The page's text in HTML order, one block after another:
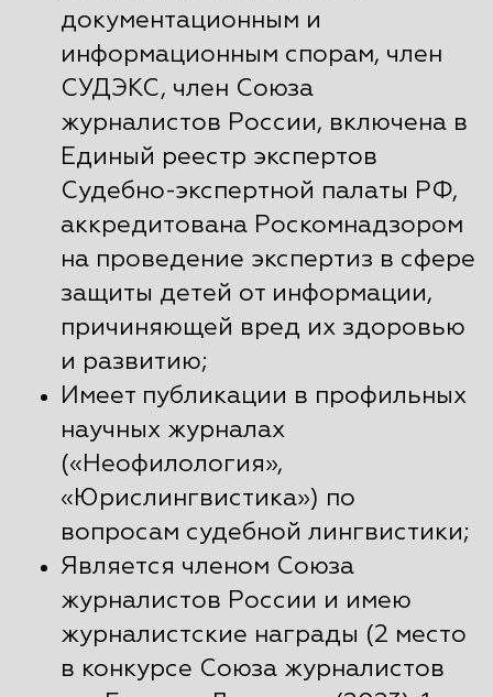
документационным и
информационным спорам, член
СУДЭКС, член Союза
журналистов России, включена в
Единый реестр экспертов
Судебно-экспертной палаты РФ,
аккредитована Роскомнадзором
на проведение экспертиз в сфере
защиты детей от информации,
причиняющей вред их здоровью
и развитию;
Имеет публикации в профильных
научных журналах
(«Неофилология»,
«Юрислингвистика») по
вопросам судебной лингвистики;
Является членом Союза
журналистов России и имею
журналистские награды (2 место
в конкурсе Союза журналистов